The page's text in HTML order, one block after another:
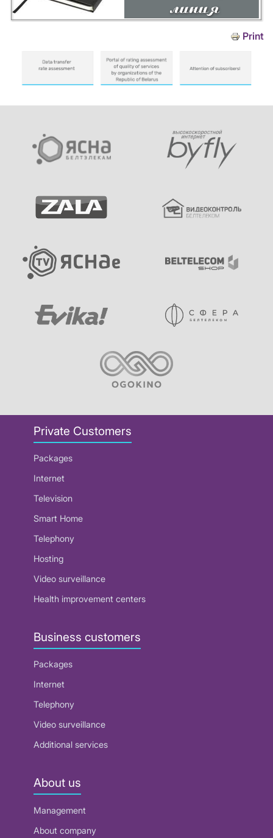
Print
Private Customers
Packages
Internet
Television
Smart Home
Telephony
Hosting
Video surveillance
Health improvement centers
Business customers
Packages
Internet
Telephony
Video surveillance
Additional services
About us
Management
About company